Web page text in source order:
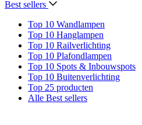
Best sellers
Top 10 Wandlampen
Top 10 Hanglampen
Top 10 Railverlichting
Top 10 Plafondlampen
Top 10 Spots & Inbouwspots
Top 10 Buitenverlichting
Top 25 producten
Alle Best sellers